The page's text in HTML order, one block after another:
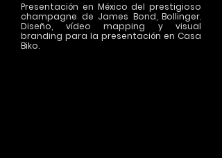
Presentación en México del prestigioso
champagne de James Bond, Bollinger.
Diseño, vídeo mapping y visual
branding para la presentación en Casa
Biko.